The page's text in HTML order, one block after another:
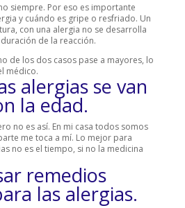
siempre. Por eso es importante
y cuándo es gripe o resfriado. Un
con una alergia no se desarrolla
de la reacción.
de los dos casos pase a mayores, lo
médico.
alergias se van
la edad.
no es así. En mi casa todos somos
me toca a mí. Lo mejor para
no es el tiempo, si no la medicina
remedios
las alergias.